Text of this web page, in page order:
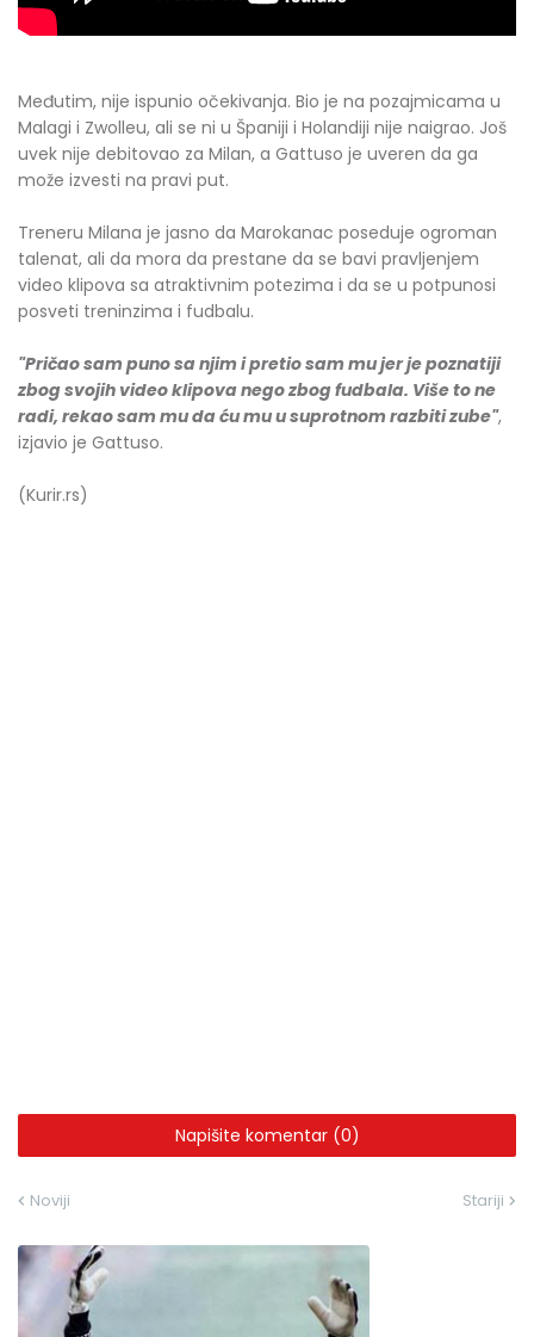
Međutim, nije ispunio očekivanja. Bio je na pozajmicama u
Malagi i Zwolleu, ali se ni u Španiji i Holandiji nije naigrao. Još
uvek nije debitovao za Milan, a Gattuso je uveren da ga
može izvesti na pravi put.
Treneru Milana je jasno da Marokanac poseduje ogroman
talenat, ali da mora da prestane da se bavi pravljenjem
video klipova sa atraktivnim potezima i da se u potpunosi
posveti treninzima i fudbalu.
"Pričao sam puno sa njim i pretio sam mu jer je poznatiji
zbog svojih video klipova nego zbog fudbala. Više to ne
radi, rekao sam mu da ću mu u suprotnom razbiti zube",
izjavio je Gattuso.
(Kurir.rs)
Napišite komentar (0)
Noviji Stariji